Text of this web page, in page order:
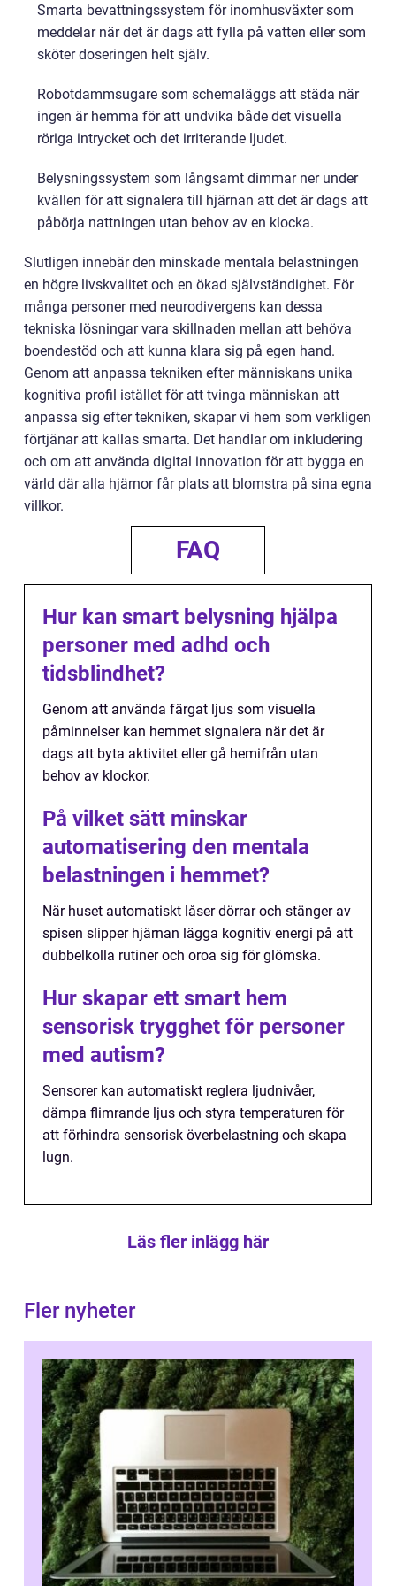
Smarta bevattningssystem för inomhusväxter som
meddelar när det är dags att fylla på vatten eller som
sköter doseringen helt själv.
Robotdammsugare som schemaläggs att städa när
ingen är hemma för att undvika både det visuella
röriga intrycket och det irriterande ljudet.
Belysningssystem som långsamt dimmar ner under
kvällen för att signalera till hjärnan att det är dags att
påbörja nattningen utan behov av en klocka.
Slutligen innebär den minskade mentala belastningen
en högre livskvalitet och en ökad självständighet. För
många personer med neurodivergens kan dessa
tekniska lösningar vara skillnaden mellan att behöva
boendestöd och att kunna klara sig på egen hand.
Genom att anpassa tekniken efter människans unika
kognitiva profil istället för att tvinga människan att
anpassa sig efter tekniken, skapar vi hem som verkligen
förtjänar att kallas smarta. Det handlar om inkludering
och om att använda digital innovation för att bygga en
värld där alla hjärnor får plats att blomstra på sina egna
villkor.
FAQ
Hur kan smart belysning hjälpa
personer med adhd och
tidsblindhet?
Genom att använda färgat ljus som visuella
påminnelser kan hemmet signalera när det är
dags att byta aktivitet eller gå hemifrån utan
behov av klockor.
På vilket sätt minskar
automatisering den mentala
belastningen i hemmet?
När huset automatiskt låser dörrar och stänger av
spisen slipper hjärnan lägga kognitiv energi på att
dubbelkolla rutiner och oroa sig för glömska.
Hur skapar ett smart hem
sensorisk trygghet för personer
med autism?
Sensorer kan automatiskt reglera ljudnivåer,
dämpa flimrande ljus och styra temperaturen för
att förhindra sensorisk överbelastning och skapa
lugn.
Läs fler inlägg här
Fler nyheter